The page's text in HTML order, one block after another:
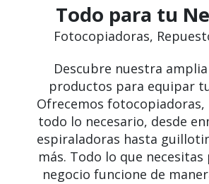
Todo para tu
Fotocopiadoras,
Descubre nuestra
productos para equipar
Ofrecemos fotocopiadoras,
todo lo necesario, desde
espiraladoras hasta
más. Todo lo que
negocio funcione de